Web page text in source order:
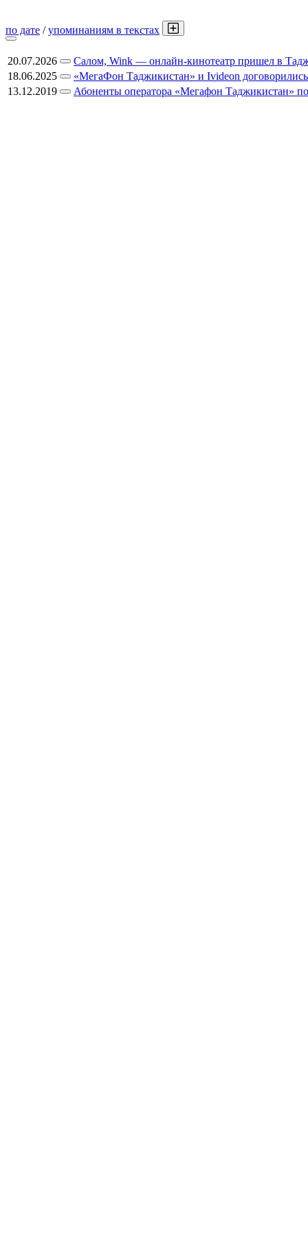
по дате /упоминаниям в текстах
20.07.2026
Салом, Wink — онлайн-кинотеатр пришел в
18.06.2025
«МегаФон Таджикистан» и Ivideon
13.12.2019
Абоненты оператора «Мегафон Таджикистан»